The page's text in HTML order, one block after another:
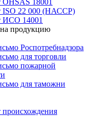
18001
ISO 22 000 (НАССР)
ИСО 14001
продукцию
Роспотребнадзора
для торговли
пожарной
для таможни
происхождения